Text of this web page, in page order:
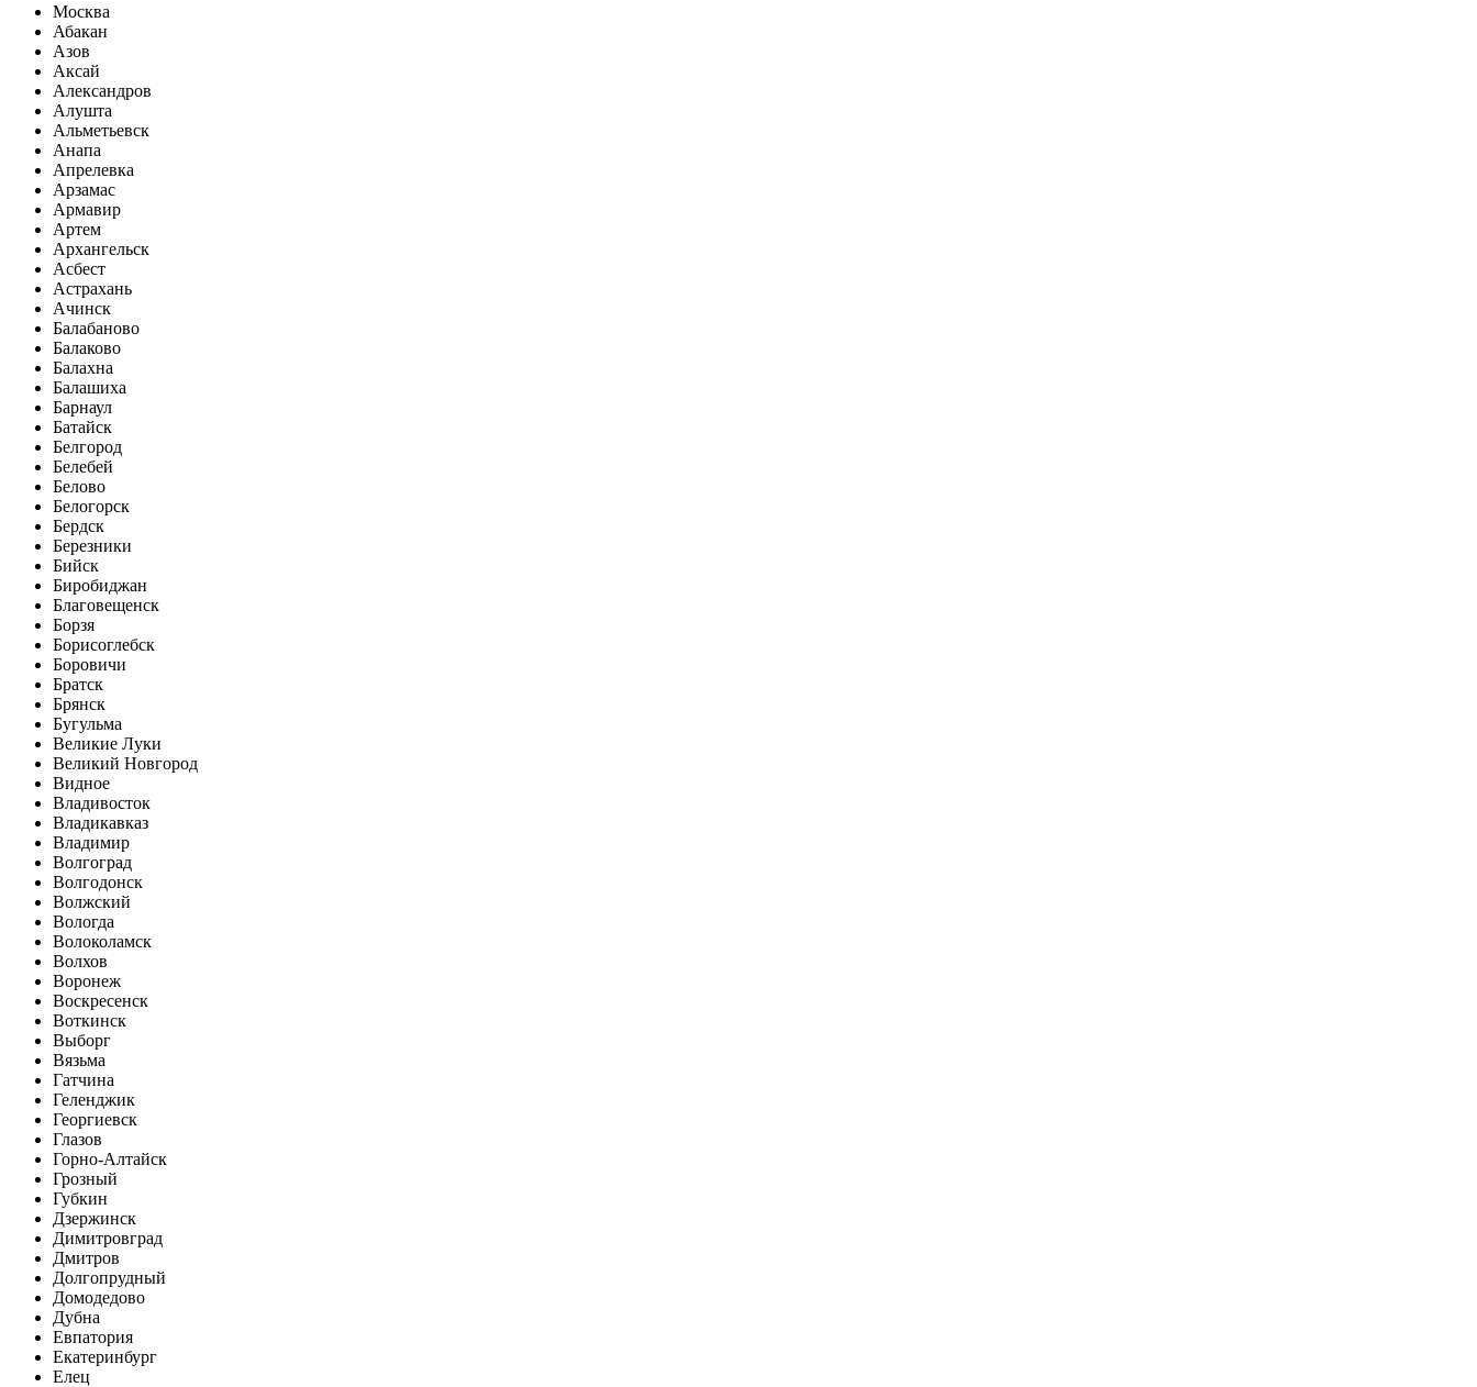
Москва
Абакан
Азов
Аксай
Александров
Алушта
Альметьевск
Анапа
Апрелевка
Арзамас
Армавир
Артем
Архангельск
Асбест
Астрахань
Ачинск
Балабаново
Балаково
Балахна
Балашиха
Барнаул
Батайск
Белгород
Белебей
Белово
Белогорск
Бердск
Березники
Бийск
Биробиджан
Благовещенск
Борзя
Борисоглебск
Боровичи
Братск
Брянск
Бугульма
Великие Луки
Великий Новгород
Видное
Владивосток
Владикавказ
Владимир
Волгоград
Волгодонск
Волжский
Вологда
Волоколамск
Волхов
Воронеж
Воскресенск
Воткинск
Выборг
Вязьма
Гатчина
Геленджик
Георгиевск
Глазов
Горно-Алтайск
Грозный
Губкин
Дзержинск
Димитровград
Дмитров
Долгопрудный
Домодедово
Дубна
Евпатория
Екатеринбург
Елец